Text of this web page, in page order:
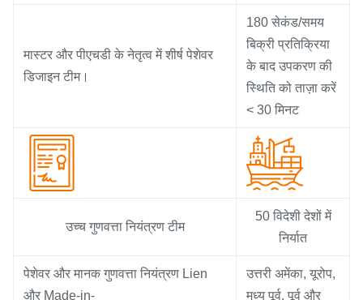
मास्टर और पीएचडी के नेतृत्व में शीर्ष पेशेवर
डिजाइन टीम।
180 सेकंड/समय
बिक्री प्रतिक्रिया
के बाद उपकरण की
स्थिति को ताज़ा करें
< 30 मिनट
उच्च गुणवत्ता नियंत्रण टीम
50 विदेशी देशों में
निर्यात
पेशेवर और मानक गुणवत्ता नियंत्रण Lien
और Made-in-
उत्तरी अमेंका, यूरोप,
मध्य पूर्व, पूर्व और